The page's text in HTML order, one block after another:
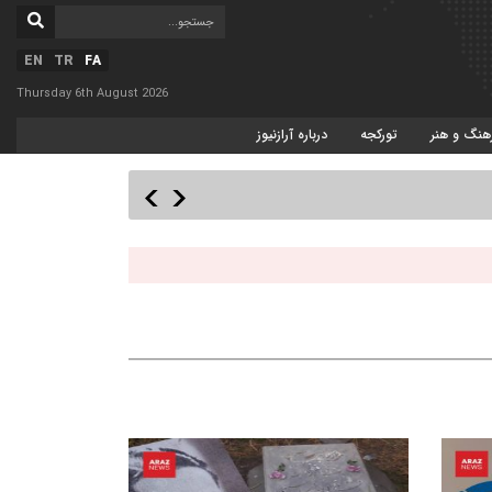
FA
TR
EN
Thursday 6th August 2026
و هنر تورکجه درباره آرازنیوز